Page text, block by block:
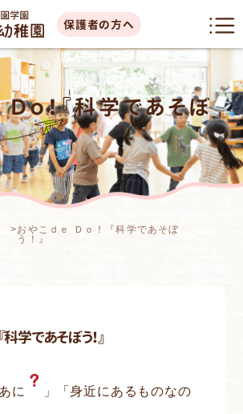
保護者の方へ
Ｄｏ！『科学であそぼ
>おやこｄｅ Ｄｏ！『科学であそぼ
う！』
科学であそぼう！』
に 」「身近にあるものなの